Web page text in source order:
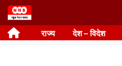
Skip
to
content राज्य देश – विदेश